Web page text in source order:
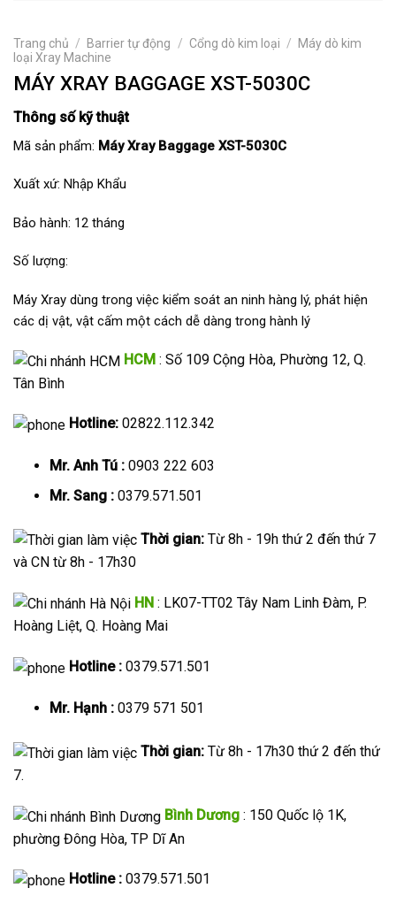
Trang chủ / Barrier tự động / Cổng dò kim loại /
Máy dò kim
loại Xray Machine
MÁY XRAY BAGGAGE XST-5030C
Thông số kỹ thuật
Mã sản phẩm: Máy Xray Baggage XST-5030C
Xuất xứ: Nhập Khẩu
Bảo hành: 12 tháng
Số lượng:
Máy Xray dùng trong việc kiểm soát an ninh hàng lý, phát hiện
các dị vật, vật cấm một cách dễ dàng trong hành lý
HCM : Số 109 Cộng Hòa, Phường 12, Q.
Tân Bình
Hotline: 02822.112.342
Mr. Anh Tú :0903 222 603
Mr. Sang :0379.571.501
Thời gian: Từ 8h - 19h thứ 2 đến thứ 7
và CN từ 8h - 17h30
HN : LK07-TT02 Tây Nam Linh Đàm, P.
Hoàng Liệt, Q. Hoàng Mai
Hotline : 0379.571.501
Mr. Hạnh :0379 571 501
Thời gian: Từ 8h - 17h30 thứ 2 đến thứ
7.
Bình Dương : 150 Quốc lộ 1K,
phường Đông Hòa, TP Dĩ An
Hotline : 0379.571.501